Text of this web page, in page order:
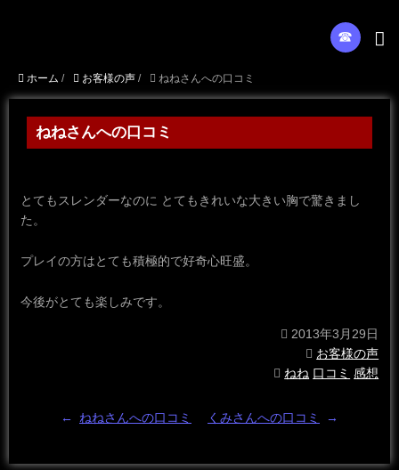
☎︎
ホーム / お客様の声 / ねねさんへの口コミ
ねねさんへの口コミ
とてもスレンダーなのに とてもきれいな大きい胸で驚きまし
た。
プレイの方はとても積極的で好奇心旺盛。
今後がとても楽しみです。
2013年3月29日
お客様の声
ねね 口コミ 感想
← ねねさんへの口コミ くみさんへの口コミ →